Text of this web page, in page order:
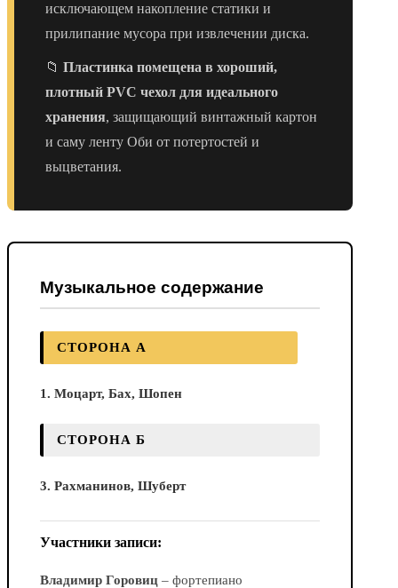
исключающем накопление статики и
прилипание мусора при извлечении диска.
📁 Пластинка помещена в хороший,
плотный PVC чехол для идеального
хранения, защищающий винтажный картон
и саму ленту Оби от потертостей и
выцветания.
Музыкальное содержание
СТОРОНА А
1. Моцарт, Бах, Шопен
СТОРОНА Б
3. Рахманинов, Шуберт
Участники записи:
Владимир Горовиц – фортепиано